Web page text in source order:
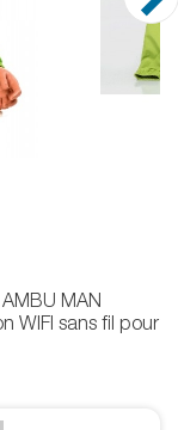
MAN
WIFI sans fil pour